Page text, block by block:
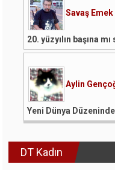
Savaş Emek
20. yüzyılın başına
Aylin
Yeni Dünya
DT Kadın